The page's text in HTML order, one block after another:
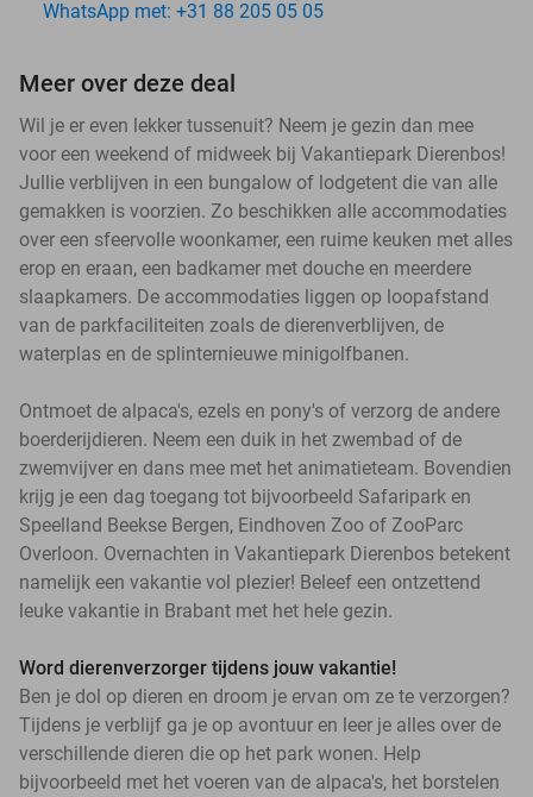
WhatsApp met: +31 88 205 05 05
Meer over deze deal
Wil je er even lekker tussenuit? Neem je gezin dan mee
voor een weekend of midweek bij Vakantiepark Dierenbos!
Jullie verblijven in een bungalow of lodgetent die van alle
gemakken is voorzien. Zo beschikken alle accommodaties
over een sfeervolle woonkamer, een ruime keuken met alles
erop en eraan, een badkamer met douche en meerdere
slaapkamers. De accommodaties liggen op loopafstand
van de parkfaciliteiten zoals de dierenverblijven, de
waterplas en de splinternieuwe minigolfbanen.
Ontmoet de alpaca's, ezels en pony's of verzorg de andere
boerderijdieren. Neem een duik in het zwembad of de
zwemvijver en dans mee met het animatieteam. Bovendien
krijg je een dag toegang tot bijvoorbeeld Safaripark en
Speelland Beekse Bergen, Eindhoven Zoo of ZooParc
Overloon. Overnachten in Vakantiepark Dierenbos betekent
namelijk een vakantie vol plezier! Beleef een ontzettend
leuke vakantie in Brabant met het hele gezin.
Word dierenverzorger tijdens jouw vakantie!
Ben je dol op dieren en droom je ervan om ze te verzorgen?
Tijdens je verblijf ga je op avontuur en leer je alles over de
verschillende dieren die op het park wonen. Help
bijvoorbeeld met het voeren van de alpaca's, het borstelen